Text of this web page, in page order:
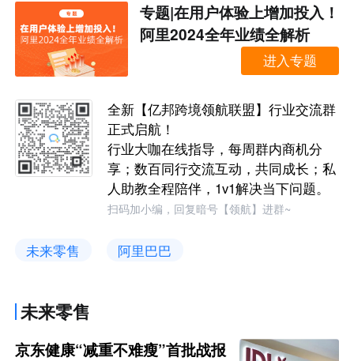
专题|在用户体验上增加投入！
阿里2024全年业绩全解析
进入专题
全新【亿邦跨境领航联盟】行业交流群
正式启航！
行业大咖在线指导，每周群内商机分
享；数百同行交流互动，共同成长；私
人助教全程陪伴，1v1解决当下问题。
扫码加小编，回复暗号【领航】进群~
未来零售 阿里巴巴
未来零售
京东健康“减重不难瘦”首批战报